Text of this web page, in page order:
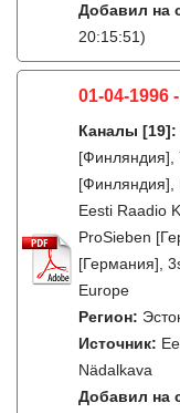
Добавил на
20:15:51)
01-04-1996
Каналы [19]:
[Финляндия],
[Финляндия],
Eesti Raadio
ProSieben
[Германия],
Europe
Регион:
Источник:
Nädalkava
Добавил на